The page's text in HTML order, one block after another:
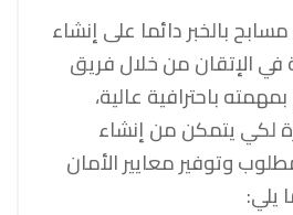
بالخبر دائما على إنشاء
الإتقان من خلال فريق
باحترافية عالية،
لكي يتمكن من إنشاء
وتوفير معايير الأمان
يلي: